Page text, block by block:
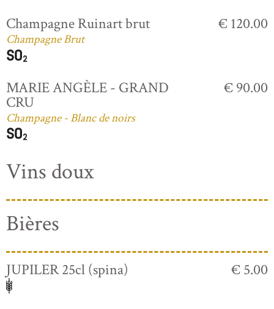
Champagne Ruinart brut
Champagne Brut
€ 120.00
MARIE ANGÈLE - GRAND
CRU
Champagne - Blanc de noirs
€ 90.00
Vins doux
Bières
JUPILER 25cl (spina) € 5.00